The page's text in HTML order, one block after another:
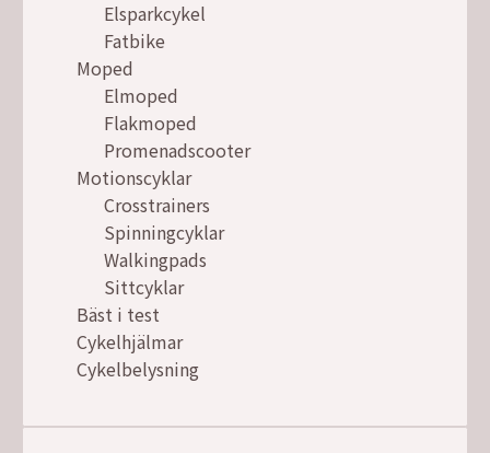
Elsparkcykel
Fatbike
Moped
Elmoped
Flakmoped
Promenadscooter
Motionscyklar
Crosstrainers
Spinningcyklar
Walkingpads
Sittcyklar
Bäst i test
Cykelhjälmar
Cykelbelysning